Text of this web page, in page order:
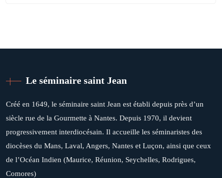
Le séminaire saint Jean
Créé en 1649, le séminaire saint Jean est établi depuis près d’un
siècle rue de la Gourmette à Nantes. Depuis 1970, il devient
progressivement interdiocésain. Il accueille les séminaristes des
diocèses du Mans, Laval, Angers, Nantes et Luçon, ainsi que ceux
de l’Océan Indien (Maurice, Réunion, Seychelles, Rodrigues,
Comores)